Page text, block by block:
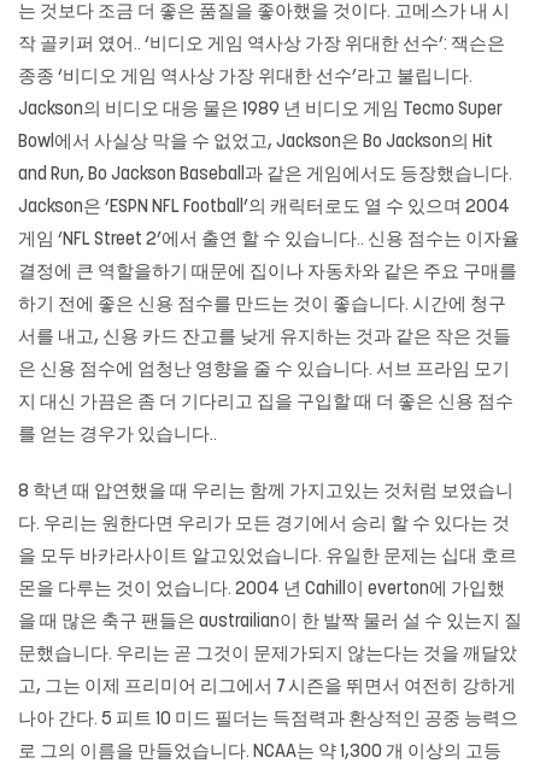
는 것보다 조금 더 좋은 품질을 좋아했을 것이다. 고메스가 내 시
작 골키퍼 였어.. ‘비디오 게임 역사상 가장 위대한 선수’: 잭슨은
종종 ‘비디오 게임 역사상 가장 위대한 선수’라고 불립니다.
Jackson의 비디오 대응 물은 1989 년 비디오 게임 Tecmo Super
Bowl에서 사실상 막을 수 없었고, Jackson은 Bo Jackson의 Hit
and Run, Bo Jackson Baseball과 같은 게임에서도 등장했습니다.
Jackson은 ‘ESPN NFL Football’의 캐릭터로도 열 수 있으며 2004
게임 ‘NFL Street 2’에서 출연 할 수 있습니다.. 신용 점수는 이자율
결정에 큰 역할을하기 때문에 집이나 자동차와 같은 주요 구매를
하기 전에 좋은 신용 점수를 만드는 것이 좋습니다. 시간에 청구
서를 내고, 신용 카드 잔고를 낮게 유지하는 것과 같은 작은 것들
은 신용 점수에 엄청난 영향을 줄 수 있습니다. 서브 프라임 모기
지 대신 가끔은 좀 더 기다리고 집을 구입할 때 더 좋은 신용 점수
를 얻는 경우가 있습니다..
8 학년 때 압연했을 때 우리는 함께 가지고있는 것처럼 보였습니
다. 우리는 원한다면 우리가 모든 경기에서 승리 할 수 ​​있다는 것
을 모두 바카라사이트 알고있었습니다. 유일한 문제는 십대 호르
몬을 다루는 것이 었습니다. 2004 년 Cahill이 everton에 가입했
을 때 많은 축구 팬들은 austrailian이 한 발짝 물러 설 수 있는지 질
문했습니다. 우리는 곧 그것이 문제가되지 않는다는 것을 깨달았
고, 그는 이제 프리미어 리그에서 7 시즌을 뛰면서 여전히 강하게
나아 간다. 5 피트 10 미드 필더는 득점력과 환상적인 공중 능력으
로 그의 이름을 만들었습니다. NCAA는 약 1,300 개 이상의 고등